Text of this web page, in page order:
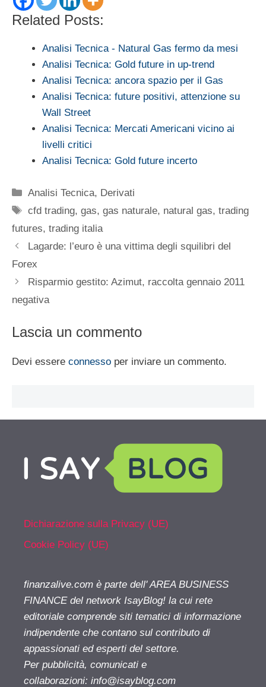
Related Posts:
Analisi Tecnica - Natural Gas fermo da mesi
Analisi Tecnica: Gold future in up-trend
Analisi Tecnica: ancora spazio per il Gas
Analisi Tecnica: future positivi, attenzione su
Wall Street
Analisi Tecnica: Mercati Americani vicino ai
livelli critici
Analisi Tecnica: Gold future incerto
Categorie
Analisi Tecnica, Derivati
Tag
cfd trading,gas,gas naturale, natural gas,trading
futures, trading italia
Lagarde: l’euro è una vittima degli squilibri del
Forex
Risparmio gestito: Azimut, raccolta gennaio 2011
negativa
Lascia un commento
Devi essere connesso per inviare un commento.
Dichiarazione sulla Privacy (UE)
Cookie Policy (UE)
finanzalive.com è parte dell' AREA BUSINESS
FINANCE del network IsayBlog! la cui rete
editoriale comprende siti tematici di informazione
indipendente che contano sul contributo di
appassionati ed esperti del settore.
Per pubblicità, comunicati e
collaborazioni: info@isayblog.com